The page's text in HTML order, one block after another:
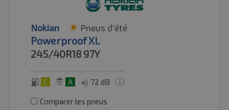
Nokian Pneus d'été
Powerproof XL
245/40R18 97Y
C A 72 dB
Comparer les pneus